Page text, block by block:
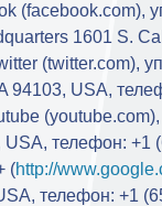
(facebook.com),
1601 S.
(twitter.com),
94103, USA,
телефон: +1
(http://
телефон: +1